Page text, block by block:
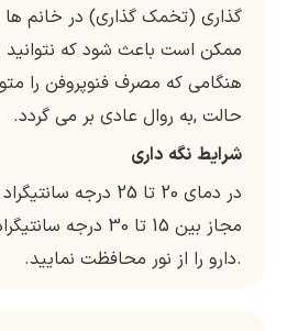
گذاری (تخمک گذاری) در خانم ها
ممکن است باعث شود که نتوانید
هنگامی که مصرف فنوپروفن را
حالت ,به روال عادی بر می گردد.
شرایط نگه داری
در دمای 20 تا 25
مجاز بین 15 تا 30
.دارو را از نور محافظت نمایید.